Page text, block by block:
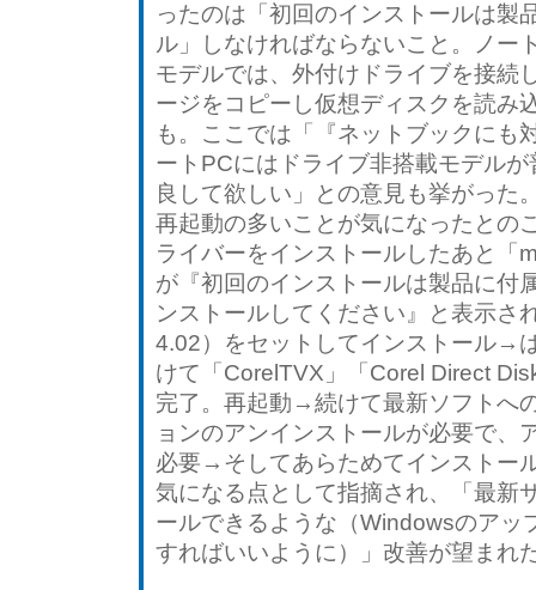
いろいろと出費はありました。満足でき
る点もあれば、？な点もあります。
【新しい書き込みは一番下にありま
す】 古いデジタル機器しか持っていな
い私に「レビュアー」をさせて頂き、あ
りがとうございます。 下調べも十分にせ
ず応募したため、きちんと使えるように
なるまでに、結...
くすくすさん
初心者向けではないような。
この度はプレミアムレビューをさせてい
ただき I-Oデータ様、並びにzigsow様に
は、厚くお礼申し上げます。 毎回今まで
に使ったことのない機器をいただくの
で、その都度初めての事ばかりで いいレ
ビューが書ける...
サトシさん
USB接続でお手軽地デジ録画
初のプレミアムレビューです。 この度
は、レビュアーに御選出して頂き、誠に
有難うございます。 マザーボードやＣＰ
Ｕ関係ばかり弄っているので、この手の
外付け物については、ちょっと苦手で
す。 とり...
chi-zu さん
ったのは「初回のインストールは製
ル」しなければならないこと。ノー
モデルでは、外付けドライブを接続
ージをコピーし仮想ディスクを読み
も。ここでは「『ネットブックにも
ートPCにはドライブ非搭載モデル
良して欲しい」との意見も挙がった
再起動の多いことが気になったとの
ライバーをインストールしたあと「
が『初回のインストールは製品に付
ンストールしてください』と表示さ
4.02）をセットしてインストール→
けて「CorelTVX」「Corel Direct
完了。再起動→続けて最新ソフトへ
ョンのアンインストールが必要で、
必要→そしてあらためてインスト
気になる点として指摘され、「最新
ールできるような（Windowsのアッ
すればいいように）」改善が望まれ